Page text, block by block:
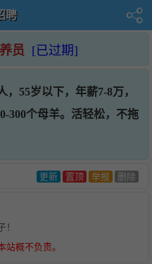
聘
员 [已过期]
55岁以下，年薪7-8万，
300个母羊。活轻松，不拖
更新 置顶 举报 删除
概不负责。